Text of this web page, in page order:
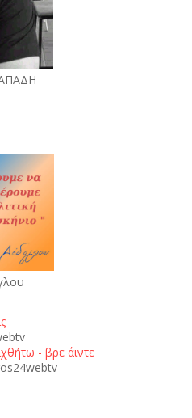
- βρε άιντε